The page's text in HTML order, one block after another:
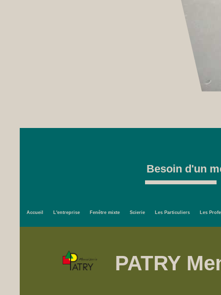
Besoin d'un
Accueil L'entreprise Fenêtre mixte Scierie Les Particuliers Les
PATRY